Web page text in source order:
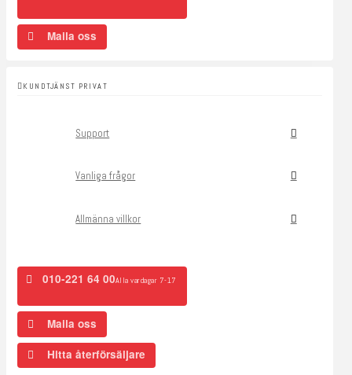
Maila oss
KUNDTJÄNST PRIVAT
Support
Vanliga frågor
Allmänna villkor
010-221 64 00Alla vardagar 7-17
Maila oss
Hitta återförsäljare